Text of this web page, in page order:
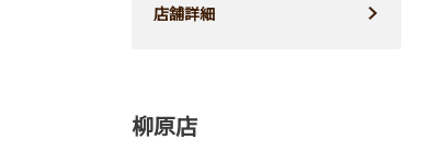
店舗詳細
柳原店